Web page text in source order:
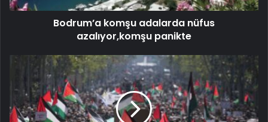
Bodrum’a komşu adalarda nüfus
azalıyor,komşu panikte